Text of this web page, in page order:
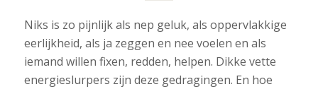
Niks is zo pijnlijk als nep geluk, als oppervlakkige
eerlijkheid, als ja zeggen en nee voelen en als
iemand willen fixen, redden, helpen. Dikke vette
energieslurpers zijn deze gedragingen. En hoe